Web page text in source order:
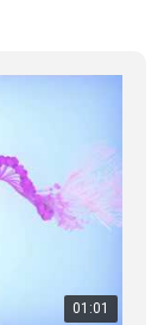
01:01